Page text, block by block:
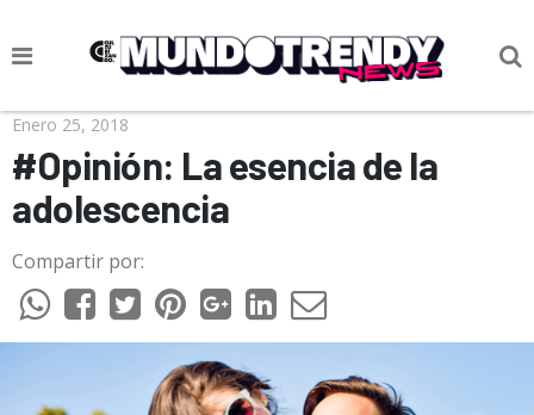
NOTICIAS
CULTURA POP
CIENCIA Y TECNOLOGÍA
VIDA
SOCIEDAD
CULTURIZANDO.COM
Enero 25, 2018
#Opinión: La esencia de la
adolescencia
Compartir por: